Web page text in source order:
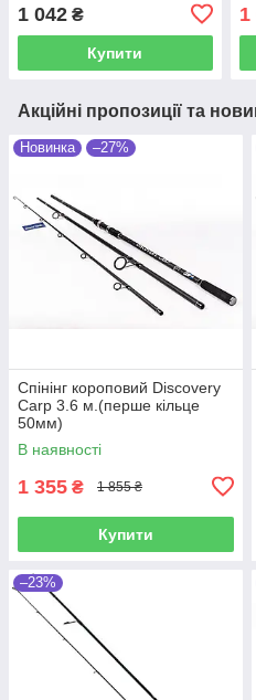
1 042 ₴
Купити
1
Акційні пропозиції та
Новинка –27%
Спінінг короповий Discovery
Carp 3.6 м.(перше кільце
50мм)
В наявності
1 355 ₴ 1 855 ₴
Купити
–23%